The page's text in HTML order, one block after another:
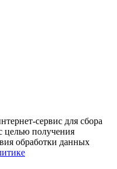
сервис для сбора
целью получения
обработки данных